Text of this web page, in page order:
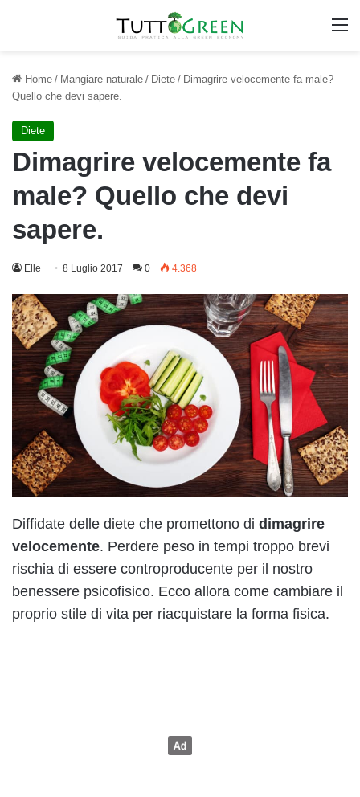
Home / Mangiare naturale / Diete / Dimagrire velocemente fa male?
Quello che devi sapere.
Diete
Dimagrire velocemente fa
male? Quello che devi
sapere.
Elle 8 Luglio 2017 0 4.368
Diffidate delle diete che promettono di dimagrire
velocemente. Perdere peso in tempi troppo brevi
rischia di essere controproducente per il nostro
benessere psicofisico. Ecco allora come cambiare il
proprio stile di vita per riacquistare la forma fisica.